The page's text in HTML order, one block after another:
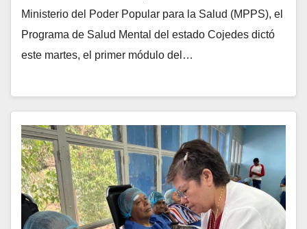
Ministerio del Poder Popular para la Salud (MPPS), el
Programa de Salud Mental del estado Cojedes dictó
este martes, el primer módulo del…